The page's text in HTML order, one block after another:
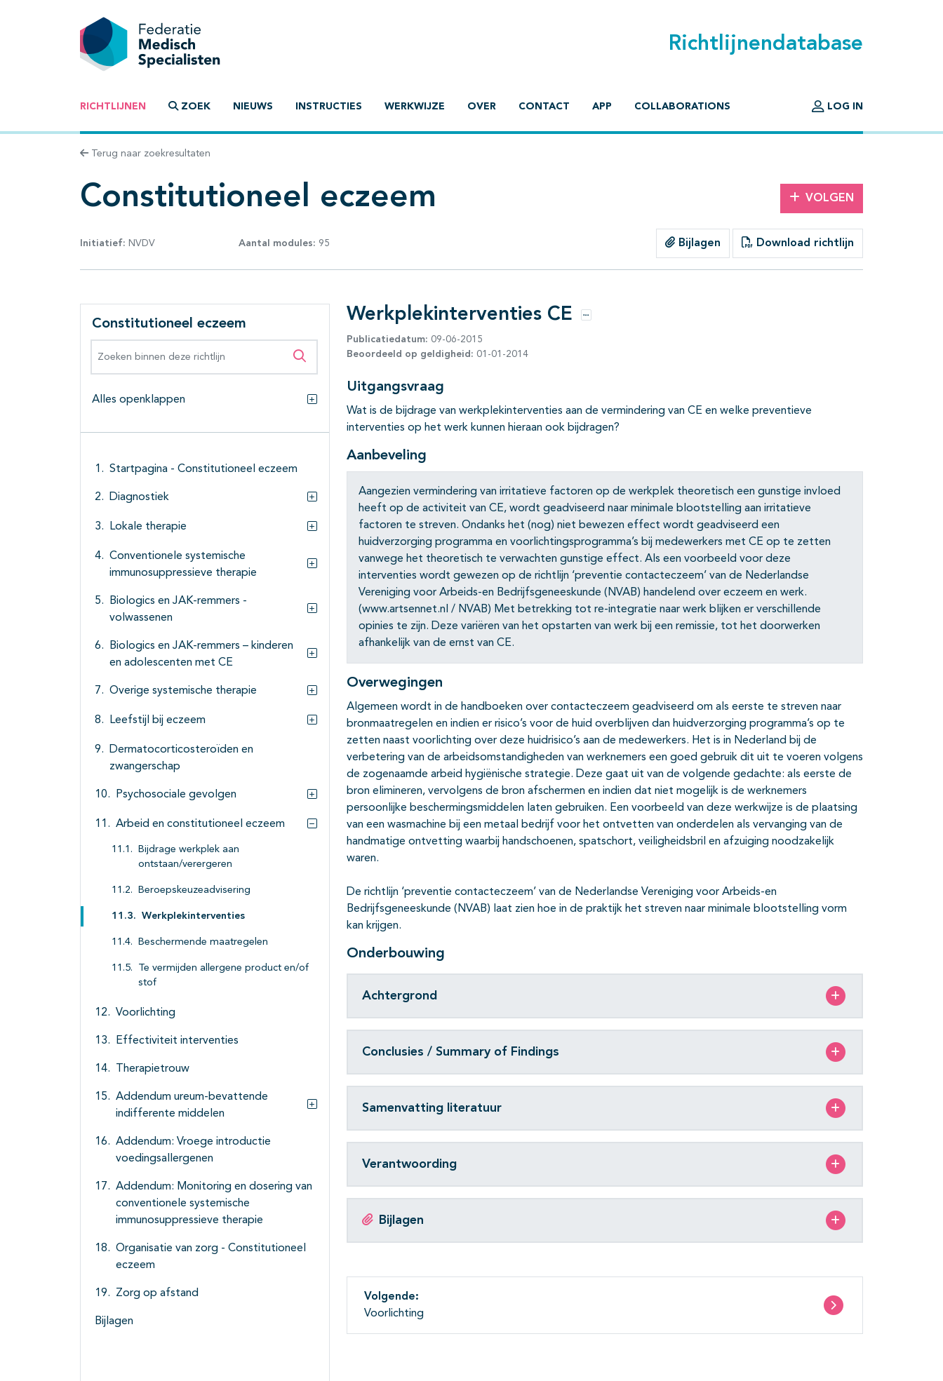
Richtlijnendatabase
RICHTLIJNEN ZOEK NIEUWS INSTRUCTIES WERKWIJZE OVER CONTACT APP COLLABORATIONS LOG IN
Terug naar zoekresultaten
Constitutioneel eczeem VOLGEN
Initiatief: NVDV Aantal modules: 95 Bijlagen Download richtlijn
Constitutioneel eczeem
Zoeken binnen deze richtlijn
Alles openklappen
Alles openklappen
Startpagina - Constitutioneel eczeem
Diagnostiek
Subpagina's open- en dichtklappen
Lokale therapie
Subpagina's open- en dichtklappen
Conventionele systemische
immunosuppressieve therapie
Subpagina's open- en dichtklappen
Biologics en JAK-remmers -
volwassenen
Subpagina's open- en dichtklappen
Biologics en JAK-remmers – kinderen
en adolescenten met CE
Overige systemische therapie
Subpagina's open- en dichtklappen
Leefstijl bij eczeem
Subpagina's open- en dichtklappen
Dermatocorticosteroïden en
zwangerschap
Psychosociale gevolgen
Subpagina's open- en dichtklappen
Arbeid en constitutioneel eczeem
Subpagina's open- en dichtklappen
Bijdrage werkplek aan
ontstaan/verergeren
Beroepskeuzeadvisering
Werkplekinterventies
Beschermende maatregelen
Te vermijden allergene product en/of
stof
Voorlichting
Effectiviteit interventies
Therapietrouw
Addendum ureum-bevattende
indifferente middelen
Addendum: Vroege introductie
voedingsallergenen
Addendum: Monitoring en dosering van
conventionele systemische
immunosuppressieve therapie
Organisatie van zorg - Constitutioneel
eczeem
Zorg op afstand
Bijlagen
Werkplekinterventies CE Opties
Publicatiedatum: 09-06-2015
Beoordeeld op geldigheid: 01-01-2014
Uitgangsvraag
Wat is de bijdrage van werkplekinterventies aan de vermindering van CE en welke preventieve
interventies op het werk kunnen hieraan ook bijdragen?
Aanbeveling
Aangezien vermindering van irritatieve factoren op de werkplek theoretisch een gunstige invloed
heeft op de activiteit van CE, wordt geadviseerd naar minimale blootstelling aan irritatieve
factoren te streven. Ondanks het (nog) niet bewezen effect wordt geadviseerd een
huidverzorging programma en voorlichtingsprogramma’s bij medewerkers met CE op te zetten
vanwege het theoretisch te verwachten gunstige effect. Als een voorbeeld voor deze
interventies wordt gewezen op de richtlijn ‘preventie contacteczeem’ van de Nederlandse
Vereniging voor Arbeids-en Bedrijfsgeneeskunde (NVAB) handelend over eczeem en werk.
(www.artsennet.nl / NVAB) Met betrekking tot re-integratie naar werk blijken er verschillende
opinies te zijn. Deze variëren van het opstarten van werk bij een remissie, tot het doorwerken
afhankelijk van de ernst van CE.
Overwegingen
Algemeen wordt in de handboeken over contacteczeem geadviseerd om als eerste te streven naar
bronmaatregelen en indien er risico’s voor de huid overblijven dan huidverzorging programma’s op te
zetten naast voorlichting over deze huidrisico’s aan de medewerkers. Het is in Nederland bij de
verbetering van de arbeidsomstandigheden van werknemers een goed gebruik dit uit te voeren volgens
de zogenaamde arbeid hygiënische strategie. Deze gaat uit van de volgende gedachte: als eerste de
bron elimineren, vervolgens de bron afschermen en indien dat niet mogelijk is de werknemers
persoonlijke beschermingsmiddelen laten gebruiken. Een voorbeeld van deze werkwijze is de plaatsing
van een wasmachine bij een metaal bedrijf voor het ontvetten van onderdelen als vervanging van de
handmatige ontvetting waarbij handschoenen, spatschort, veiligheidsbril en afzuiging noodzakelijk
waren.
De richtlijn ‘preventie contacteczeem’ van de Nederlandse Vereniging voor Arbeids-en
Bedrijfsgeneeskunde (NVAB) laat zien hoe in de praktijk het streven naar minimale blootstelling vorm
kan krijgen.
Onderbouwing
Achtergrond
Conclusies / Summary of Findings
Samenvatting literatuur
Verantwoording
Bijlagen
Volgende:
Voorlichting